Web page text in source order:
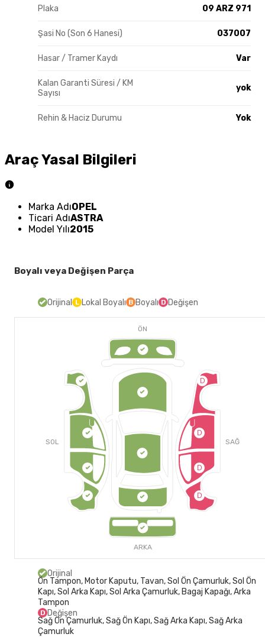
Plaka 09 ARZ 971
Şasi No (Son 6 Hanesi) 037007
Hasar / Tramer Kaydı Var
Kalan Garanti Süresi / KM
Sayısı
yok
Rehin & Haciz Durumu Yok
Araç Yasal Bilgileri
Marka AdıOPEL
Ticari AdıASTRA
Model Yılı2015
Boyalı veya Değişen Parça
Orijinal L Lokal Boyalı B Boyalı D Değişen
ÖN
SOL
D
D
D
D
SAĞ
ARKA
Orijinal
Ön Tampon, Motor Kaputu, Tavan, Sol Ön Çamurluk, Sol Ön
Kapı, Sol Arka Kapı, Sol Arka Çamurluk, Bagaj Kapağı, Arka
Tampon
D Değişen
Sağ Ön Çamurluk, Sağ Ön Kapı, Sağ Arka Kapı, Sağ Arka
Çamurluk